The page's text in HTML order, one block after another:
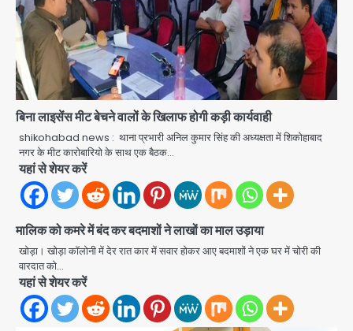
बिना लाइसेंस मीट बेचने वालों के खिलाफ होगी कड़ी कार्यवाही
shikohabad news : थाना प्रभारी अनिल कुमार सिंह की अध्यक्षता में शिकोहाबाद
नगर के मीट कारोबारियो के साथ एक बैठक…
यहां से शेयर करें
मालिक को कमरे में बंद कर बदमाशों ने लाखों का माल उड़ाया
खोड़ा। खोड़ा कॉलोनी में देर रात कार में सवार होकर आए बदमाशों ने एक घर में चोरी की
वारदात को…
यहां से शेयर करें
2
Heavy rains wreak havoc in
केदारनाथ और सिमली-ग्वालदम हाईवे बंद,
चमोली-उत्तरकाशी में श्रद्धालु फंसे, नदियां खतरे
में रंगीन लाइटों की चमक, लेकिन सड़कें अभी भी
उखड़ी: प्राधिकरण के सौंदर्यीकरण बनाम आम
jai hind janab